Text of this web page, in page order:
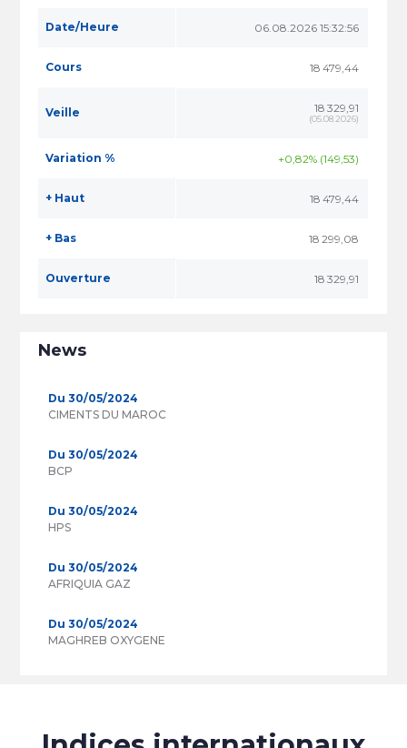
Date/Heure 06.08.2026 15:32:56
Cours 18 479,44
Veille 18 329,91
(05.08.2026)
Variation % +0,82% (149,53)
+ Haut 18 479,44
+ Bas 18 299,08
Ouverture 18 329,91
News
Du 30/05/2024
CIMENTS DU MAROC
Du 30/05/2024
BCP
Du 30/05/2024
HPS
Du 30/05/2024
AFRIQUIA GAZ
Du 30/05/2024
MAGHREB OXYGENE